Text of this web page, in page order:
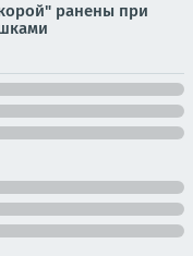
ранены при